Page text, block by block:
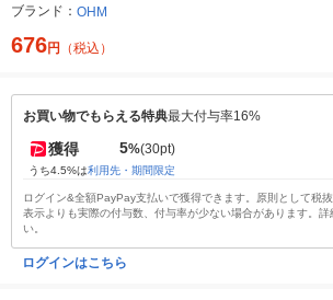
ブランド： OHM
676円 （税込）
お買い物でもらえる特典最大付与率16%
獲得 5%(30pt)
うち4.5%は利用先・期間限定
ログイン&全額PayPay支払いで獲得できます。原則として税
表示よりも実際の付与数、付与率が少ない場合があります。詳
い。
ログインはこちら